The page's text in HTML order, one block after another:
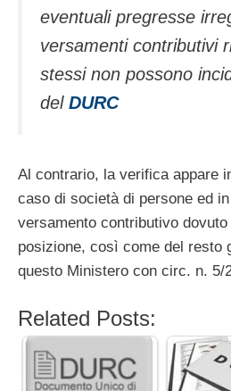
eventuali pregresse
versamenti contributivi
stessi non possono
del DURC
Al contrario, la verifica appare
caso di società di persone ed
versamento contributivo
posizione, così come del resto
questo Ministero con circ. n. 5/
Related Posts: